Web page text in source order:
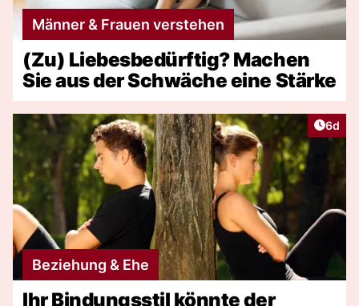
Männer & Frauen verstehen
(Zu) Liebesbedürftig? Machen
Sie aus der Schwäche eine Stärke
6d
Beziehung & Ehe
Ihr Bindungsstil könnte der